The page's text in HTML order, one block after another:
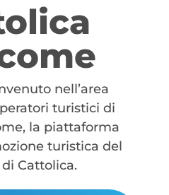
nell’area
turistici di
la piattaforma
turistica del
Cattolica.